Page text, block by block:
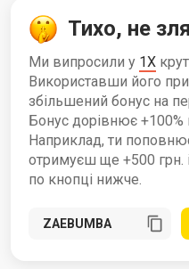
Тихо, не
Ми випросили у 1X
Використавши його
збільшений бонус на
Бонус дорівнює +100%
Наприклад, ти
отримуєш ще +500 грн.
по кнопці нижче.